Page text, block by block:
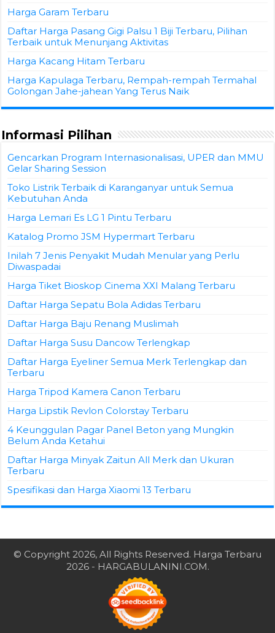
Harga Garam Terbaru
Daftar Harga Pasang Gigi Palsu 1 Biji Terbaru, Pilihan
Terbaik untuk Menunjang Aktivitas
Harga Kacang Hitam Terbaru
Harga Kapulaga Terbaru, Rempah-rempah Termahal
Golongan Jahe-jahean Yang Terus Naik
Informasi Pilihan
Gencarkan Program Internasionalisasi, UPER dan MMU
Gelar Sharing Session
Toko Listrik Terbaik di Karanganyar untuk Semua
Kebutuhan Anda
Harga Lemari Es LG 1 Pintu Terbaru
Katalog Promo JSM Hypermart Terbaru
Inilah 7 Jenis Penyakit Mudah Menular yang Perlu
Diwaspadai
Harga Tiket Bioskop Cinema XXI Malang Terbaru
Daftar Harga Sepatu Bola Adidas Terbaru
Daftar Harga Baju Renang Muslimah
Daftar Harga Susu Dancow Terlengkap
Daftar Harga Eyeliner Semua Merk Terlengkap dan
Terbaru
Harga Tripod Kamera Canon Terbaru
Harga Lipstik Revlon Colorstay Terbaru
4 Keunggulan Pagar Panel Beton yang Mungkin
Belum Anda Ketahui
Daftar Harga Minyak Zaitun All Merk dan Ukuran
Terbaru
Spesifikasi dan Harga Xiaomi 13 Terbaru
© Copyright 2026, All Rights Reserved. Harga Terbaru
2026- HARGABULANINI.COM.